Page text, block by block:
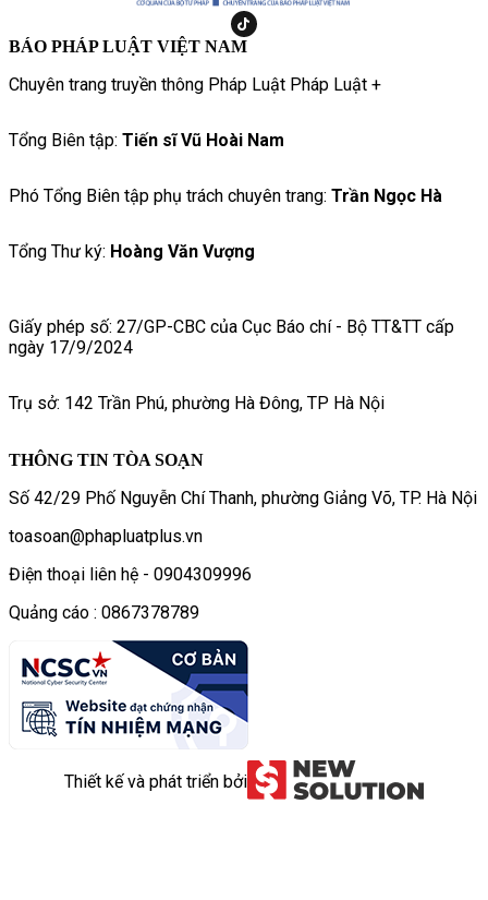
BÁO PHÁP LUẬT VIỆT NAM
Chuyên trang truyền thông Pháp Luật Pháp Luật +
Tổng Biên tập: Tiến sĩ Vũ Hoài Nam
Phó Tổng Biên tập phụ trách chuyên trang: Trần Ngọc Hà
Tổng Thư ký: Hoàng Văn Vượng
Giấy phép số: 27/GP-CBC của Cục Báo chí - Bộ TT&TT cấp
ngày 17/9/2024
Trụ sở: 142 Trần Phú, phường Hà Đông, TP Hà Nội
THÔNG TIN TÒA SOẠN
Số 42/29 Phố Nguyễn Chí Thanh, phường Giảng Võ, TP. Hà Nội
toasoan@phapluatplus.vn
Điện thoại liên hệ - 0904309996
Quảng cáo : 0867378789
Thiết kế và phát triển bởi